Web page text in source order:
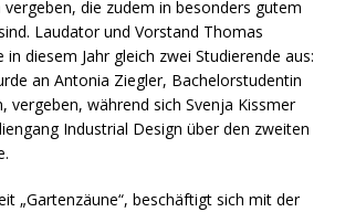
vergeben, die zudem in besonders gutem
Laudator und Vorstand Thomas
in diesem Jahr gleich zwei Studierende aus:
an Antonia Ziegler, Bachelorstudentin
vergeben, während sich Svenja Kissmer
Industrial Design über den zweiten
„Gartenzäune“, beschäftigt sich mit der